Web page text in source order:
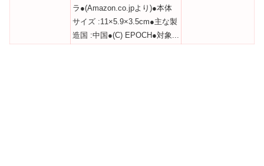
ラ●(Amazon.co.jpより)●本体
サイズ :11×5.9×3.5cm●主な製
造国 :中国●(C) EPOCH●対象...